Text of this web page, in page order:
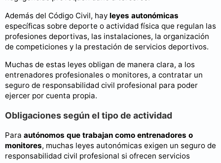
Además del Código Civil, hay leyes autonómicas
específicas sobre deporte o actividad física que regulan las
profesiones deportivas, las instalaciones, la organización
de competiciones y la prestación de servicios deportivos.
Muchas de estas leyes obligan de manera clara, a los
entrenadores profesionales o monitores, a contratar un
seguro de responsabilidad civil profesional para poder
ejercer por cuenta propia.
Obligaciones según el tipo de actividad
Para autónomos que trabajan como entrenadores o
monitores, muchas leyes autonómicas exigen un seguro de
responsabilidad civil profesional si ofrecen servicios